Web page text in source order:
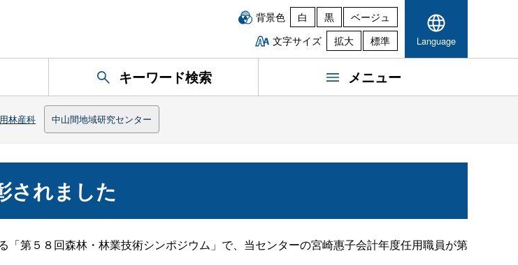
背景色 白 黒
ベージュ
文字サイズ
拡大 標準 Language
キーワード検索 メニュー
林産科 中山間地域研究センター
されました
第５８回森林・林業技術シンポジウム」で、当センターの宮崎惠子会計年度任用職員が第